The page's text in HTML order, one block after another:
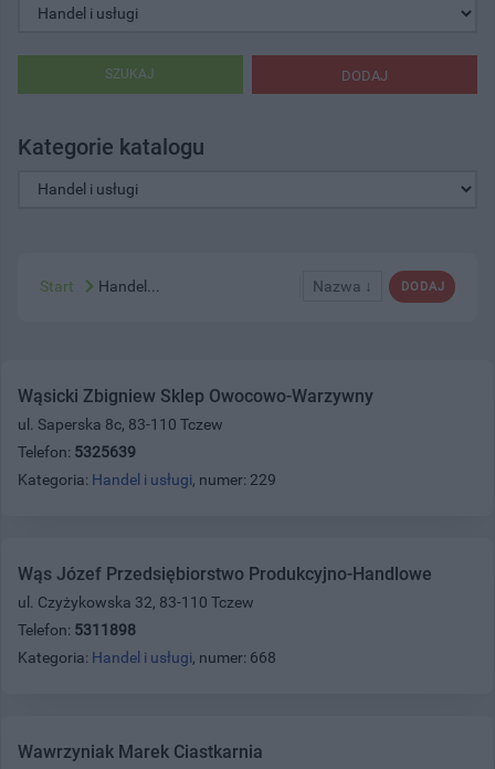
DODAJ
SZUKAJ
Kategorie katalogu
DODAJ
Nazwa ↓
Start Handel...
Wąsicki Zbigniew Sklep Owocowo-Warzywny
ul. Saperska 8c, 83-110 Tczew
Telefon: 5325639
Kategoria: Handel i usługi, numer: 229
Wąs Józef Przedsiębiorstwo Produkcyjno-Handlowe
ul. Czyżykowska 32, 83-110 Tczew
Telefon: 5311898
Kategoria: Handel i usługi, numer: 668
Wawrzyniak Marek Ciastkarnia